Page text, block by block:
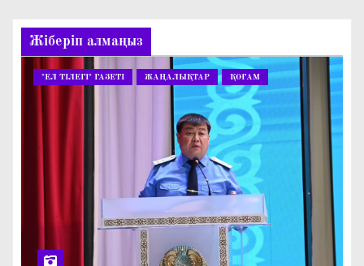
Жіберіп алмаңыз
"ЕЛ ТІЛЕГІ" ГАЗЕТІ ЖАҢАЛЫҚТАР ҚОҒАМ